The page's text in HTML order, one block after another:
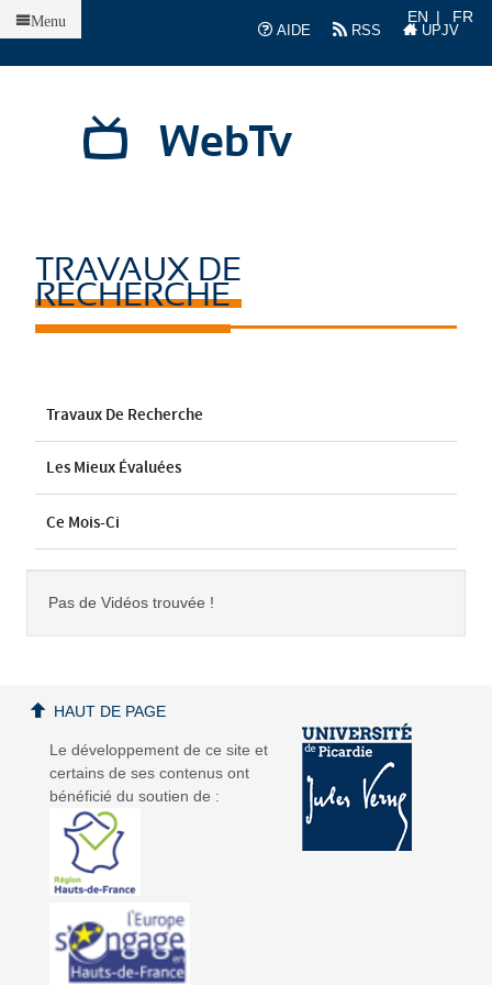
AIDE
RSS UPJV
EN FR
WebTv
Menu
TRAVAUX DE
RECHERCHE
Travaux De Recherche
Les Mieux Évaluées
Ce Mois-Ci
Pas de Vidéos trouvée !
Le développement de ce site et
certains de ses contenus ont
bénéficié du soutien de :
HAUT DE PAGE